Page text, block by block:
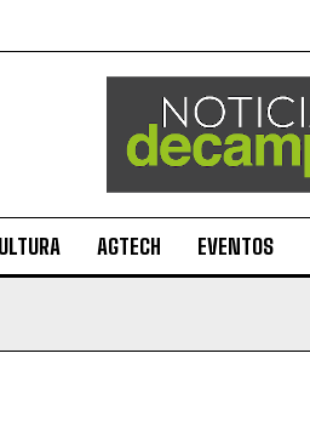
AGTECH EVENTOS